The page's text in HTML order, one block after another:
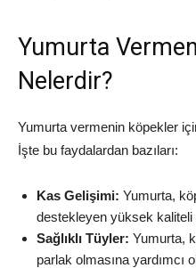
Yumurta
Nelerdir?
Yumurta vermenin köpekler
İşte bu faydalardan bazıları:
Kas Gelişimi: Yumurta,
destekleyen yüksek kaliteli
Sağlıklı Tüyler: Yumurta,
parlak olmasına yardımcı